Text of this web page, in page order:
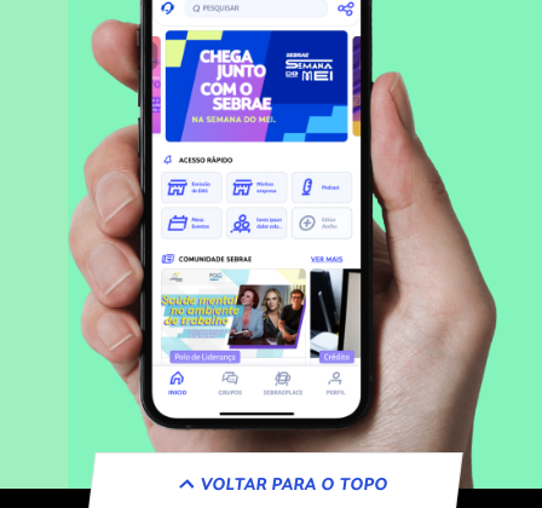
VOLTAR PARA O TOPO